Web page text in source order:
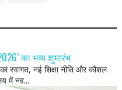
का भव्य शुभारंभ
स्वागत, नई शिक्षा नीति और कौशल
में नव...